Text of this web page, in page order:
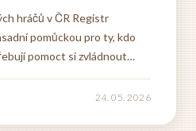
hráčů v ČR Registr
pomůckou pro ty, kdo
pomoct si zvládnout
jeho smysl? Omezit škody,
24. 05. 2026